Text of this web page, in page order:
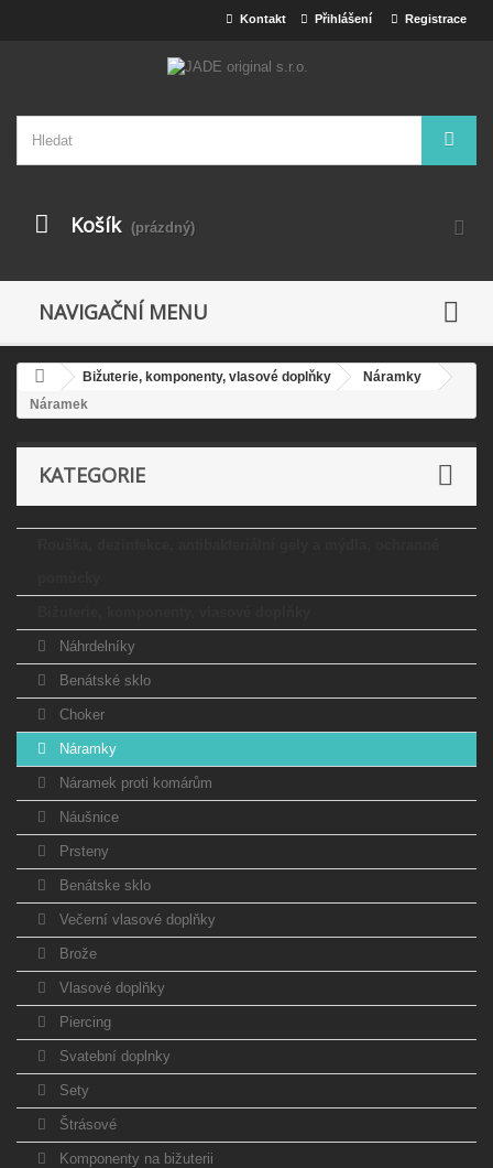
Registrace
Přihlášení
Kontakt
Košík (prázdný)
NAVIGAČNÍ MENU
Bižuterie, komponenty, vlasové doplňky
Náramky
Náramek
KATEGORIE
Náhrdelníky
Benátské sklo
Choker
Náramky
Náramek proti komárům
Náušnice
Prsteny
Benátske sklo
Večerní vlasové doplňky
Brože
Vlasové doplňky
Piercing
Svatební doplnky
Sety
Štrásové
Komponenty na bižuterii